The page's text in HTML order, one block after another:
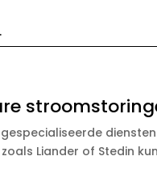
Liander of Stedin